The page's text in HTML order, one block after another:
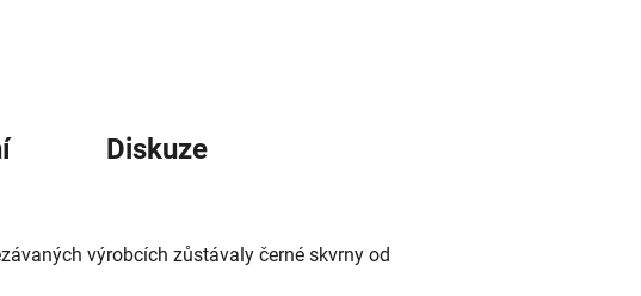
Diskuze
výrobcích zůstávaly černé skvrny od